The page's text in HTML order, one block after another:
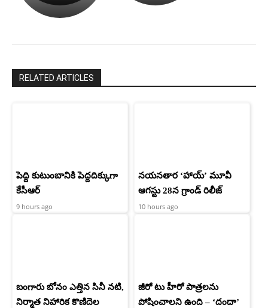
రామ్
RELATED ARTICLES
పెద్ది కుటుంబానికి పెద్దదిక్కుగా
కేసీఆర్
9 hours ago
నయనతార ‘హాయ్’ మూవీ
ఆగస్టు 28న గ్రాండ్ రిలీజ్
10 hours ago
బంగారు బోనం ఎత్తిన సినీ నటి,
నిర్మాత నిహారిక కొణిదెల
జీరో టు హీరో పాత్రలను
పోషించాలని ఉంది – ‘దందా’